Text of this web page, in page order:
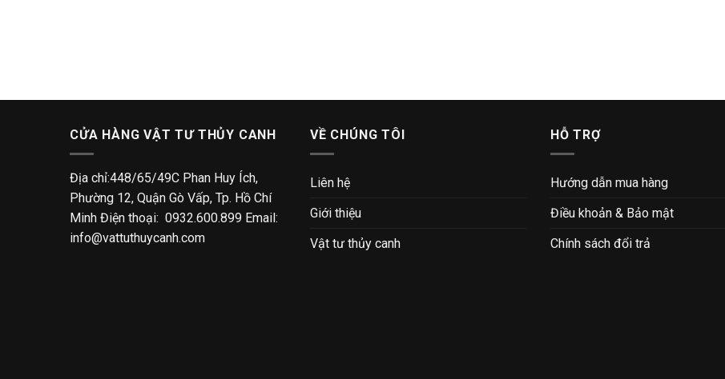
CỬA HÀNG VẬT TƯ THỦY CANH
Địa chỉ:448/65/49C Phan Huy Ích,
Phường 12, Quận Gò Vấp, Tp. Hồ Chí
Minh Điện thoại: 0932.600.899 Email:
info@vattuthuycanh.com
VỀ CHÚNG TÔI
Liên hệ
Giới thiệu
Vật tư thủy canh
HỖ TRỢ
Hướng dẫn mua hàng
Điều khoản & Bảo mật
Chính sách đổi trả